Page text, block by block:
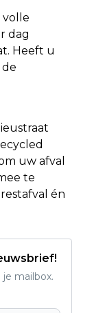
volle
dag
Heeft u
uw afval
te
én
mailbox.